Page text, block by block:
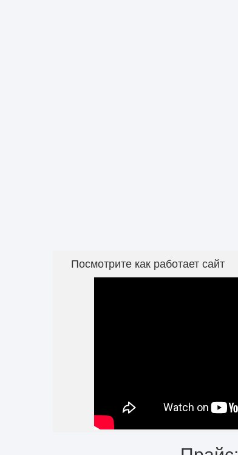
Посмотрите как работает сайт